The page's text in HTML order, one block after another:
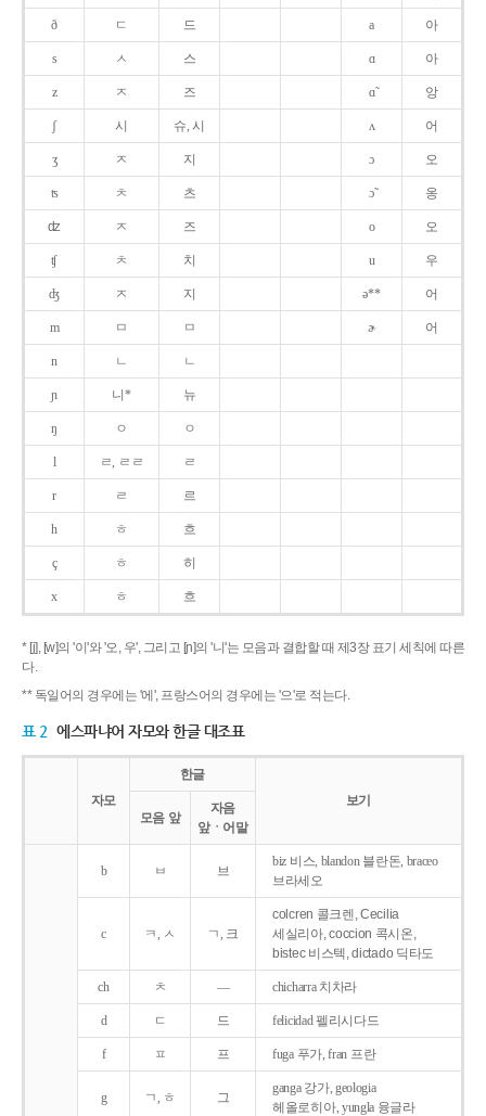
ð ㄷ 드 a 아
s ㅅ 스 ɑ 아
z ㅈ 즈 ɑ̃ 앙
ʃ 시 슈, 시 ʌ 어
ʒ ㅈ 지 ɔ 오
ʦ ㅊ 츠 ɔ̃ 옹
ʣ ㅈ 즈 o 오
ʧ ㅊ 치 u 우
ʤ ㅈ 지 ə** 어
m ㅁ ㅁ ɚ 어
n ㄴ ㄴ
ɲ 니* 뉴
ŋ ㅇ ㅇ
l ㄹ, ㄹㄹ ㄹ
r ㄹ 르
h ㅎ 흐
ç ㅎ 히
x ㅎ 흐
* [j], [w]의 '이'와 '오, 우', 그리고 [ɲ]의 '니'는 모음과 결합할 때 제3장 표기 세칙에 따른
다.
** 독일어의 경우에는 '에', 프랑스어의 경우에는 '으'로 적는다.
표 2 에스파냐어 자모와 한글 대조표
자모
한글
보기
모음 앞
자음
앞ㆍ어말
b ㅂ 브
biz 비스, blandon 블란돈, braceo
브라세오
c ㅋ, ㅅ ㄱ, 크
colcren 콜크렌, Cecilia
세실리아, coccion 콕시온,
bistec 비스텍, dictado 딕타도
ch ㅊ ― chicharra 치차라
d ㄷ 드 felicidad 펠리시다드
f ㅍ 프 fuga 푸가, fran 프란
g ㄱ, ㅎ 그
ganga 강가, geologia
헤올로히아, yungla 융글라